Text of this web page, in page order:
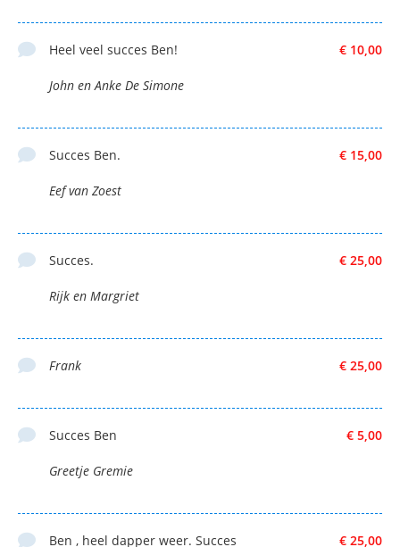
€ 10,00
Heel veel succes Ben!
John en Anke De Simone
€ 15,00
Succes Ben.
Eef van Zoest
€ 25,00
Succes.
Rijk en Margriet
€ 25,00
Frank
€ 5,00
Succes Ben
Greetje Gremie
€ 25,00
Ben , heel dapper weer. Succes